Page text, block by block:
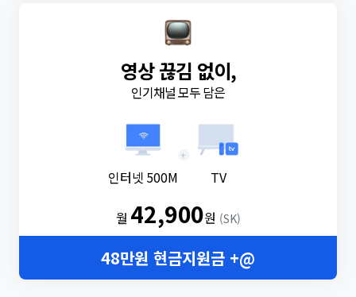
영상 끊김 없이,
인기채널 모두 담은
인터넷 500M
+
TV
월 42,900원 (SK)
48만원 현금지원금 +@